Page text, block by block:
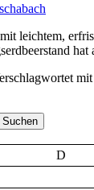
leichtem,
hat
mit
Suchen
D